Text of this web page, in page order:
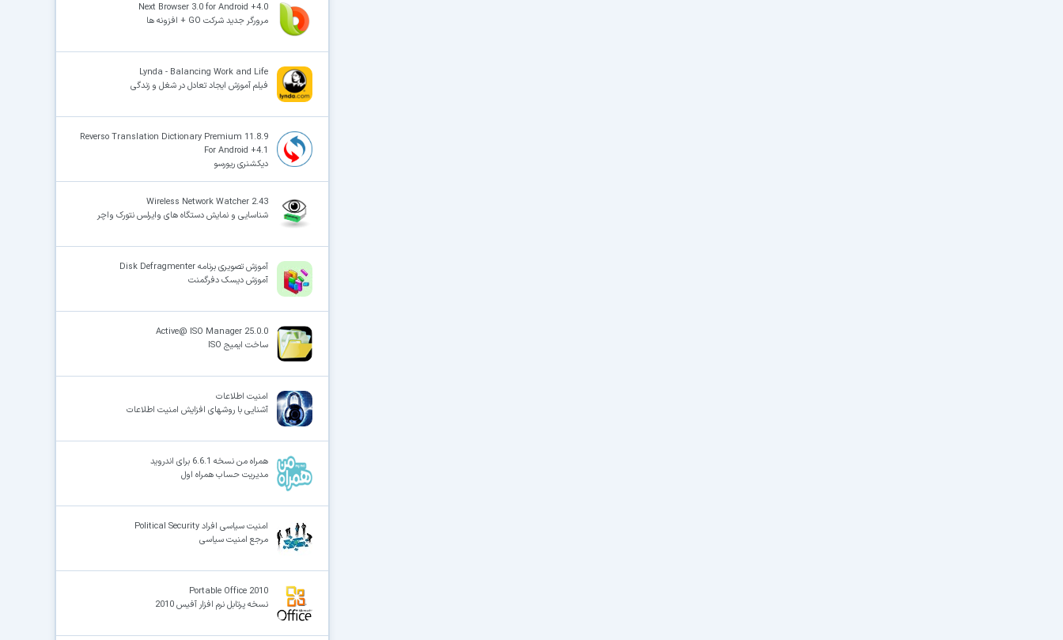
Next Browser 3.0 for Android +4.0
مرورگر جدید شرکت GO + افزونه ها
Lynda - Balancing Work and Life
فیلم آموزش ایجاد تعادل در شغل و زندگی
Reverso Translation Dictionary Premium 11.8.9
For Android +4.1
دیکشنری ریورسو
Wireless Network Watcher 2.43
شناسایی و نمایش دستگاه های وایرلس نتورک واچر
آموزش تصویری برنامه Disk Defragmenter
آموزش دیسک دفرگمنت
Active@ ISO Manager 25.0.0
ساخت ایمیج ISO
امنیت اطلاعات
آشنایی با روشهای افزایش امنیت اطلاعات
همراه من نسخه 6.6.1 برای اندروید
مدیریت حساب همراه اول
امنیت سیاسی افراد Political Security
مرجع امنیت سیاسی
Portable Office 2010
نسخه پرتابل نرم افزار آفیس 2010